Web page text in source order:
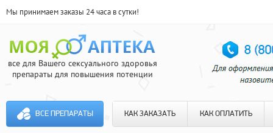
Мы принимаем заказы 24 часа в сутки!
все для Вашего сексуального здоровья
препараты для повышения потенции
ВСЕ ПРЕПАРАТЫ КАК ЗАКАЗАТЬ КАК ОПЛАТИТЬ